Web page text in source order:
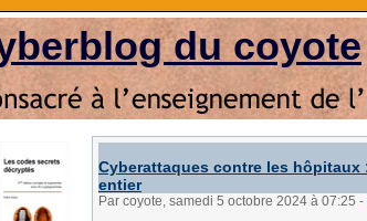
du coyote
Cyberattaques contre les
entier
Par coyote, samedi 5 octobre 2024 à 07:25 -